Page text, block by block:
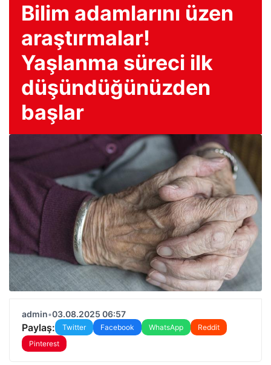
Bilim adamlarını üzen
araştırmalar!
Yaşlanma süreci ilk
düşündüğünüzden
başlar
admin•03.08.2025 06:57
Paylaş: Twitter Facebook WhatsApp
Reddit
Pinterest